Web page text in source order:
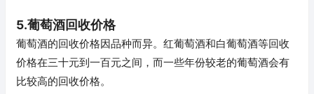
5.葡萄酒回收价格
葡萄酒的回收价格因品种而异。红葡萄酒和白葡萄酒等回收
价格在三十元到一百元之间，而一些年份较老的葡萄酒会有
比较高的回收价格。